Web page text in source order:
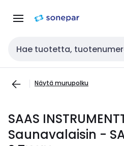
navigointiinsisältöön
Haku
Näytä murupolku
SAAS
Saunavalaisin -